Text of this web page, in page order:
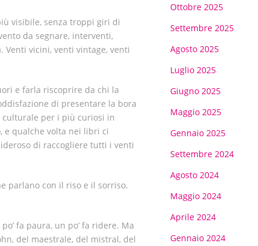
visibile, senza troppi giri di
da segnare, interventi,
Venti vicini, venti vintage, venti
e farla riscoprire da chi la
di presentare la bora
culturale per i più curiosi in
e qualche volta nei libri ci
di raccogliere tutti i venti
parlano con il riso e il sorriso.
fa paura, un po’ fa ridere. Ma
del maestrale, del mistral, del
Ottobre 2025
Settembre 2025
Agosto 2025
Luglio 2025
Giugno 2025
Maggio 2025
Gennaio 2025
Settembre 2024
Agosto 2024
Maggio 2024
Aprile 2024
Gennaio 2024